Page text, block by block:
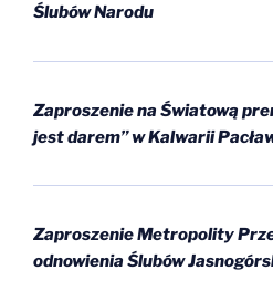
Ślubów Narodu
Zaproszenie na Światową
jest darem” w Kalwarii
Zaproszenie Metropolity
odnowienia Ślubów